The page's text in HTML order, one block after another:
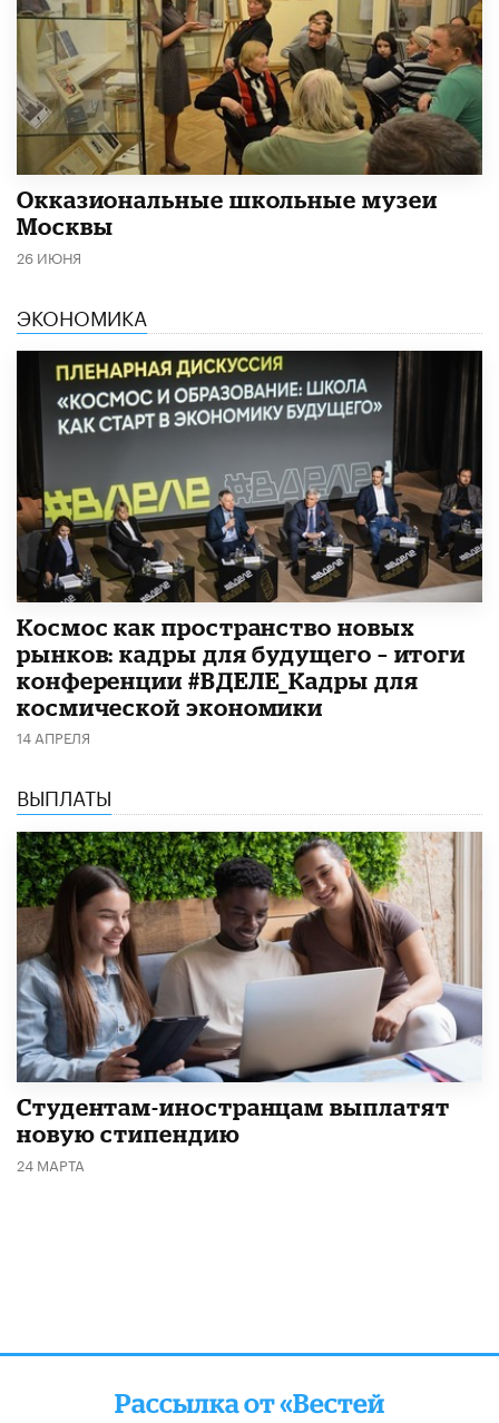
​Окказиональные школьные музеи
Москвы
26 ИЮНЯ
ЭКОНОМИКА
Космос как пространство новых
рынков: кадры для будущего – итоги
конференции #ВДЕЛЕ_Кадры для
космической экономики
14 АПРЕЛЯ
ВЫПЛАТЫ
Студентам-иностранцам выплатят
новую стипендию
24 МАРТА
Рассылка от «Вестей